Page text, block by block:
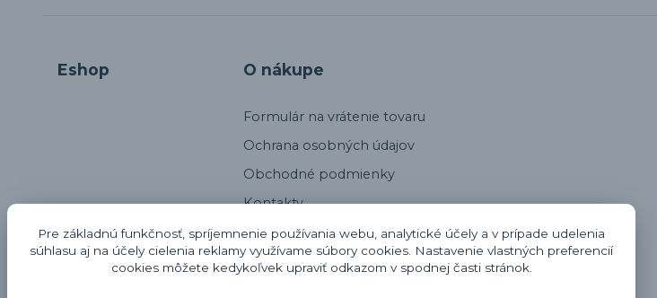
Eshop O nákupe
Formulár na vrátenie tovaru
Ochrana osobných údajov
Obchodné podmienky
Kontakty
Alternatívne riešenie sporu
Odstúpenie od kúpnej zmluvy
Pre základnú funkčnosť, spríjemnenie používania webu, analytické účely a v prípade udelenia
súhlasu aj na účely cielenia reklamy využívame súbory cookies. Nastavenie vlastných preferencií
cookies môžete kedykoľvek upraviť odkazom v spodnej časti stránok.